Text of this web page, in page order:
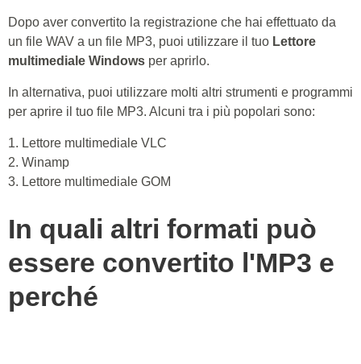
Dopo aver convertito la registrazione che hai effettuato da
un file WAV a un file MP3, puoi utilizzare il tuo Lettore
multimediale Windows per aprirlo.
In alternativa, puoi utilizzare molti altri strumenti e programmi
per aprire il tuo file MP3. Alcuni tra i più popolari sono:
1. Lettore multimediale VLC
2. Winamp
3. Lettore multimediale GOM
In quali altri formati può
essere convertito l'MP3 e
perché